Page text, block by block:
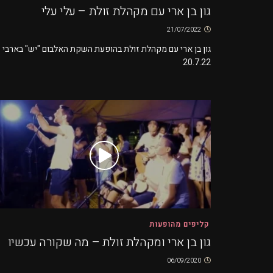
גון בן ארי עם מקהלת זולת – עלי עלי
גון בן ארי עם מקהלת זולת בהופעת השקת האלבום "יש" בארבי
20.7.22
קליפים מהופעות
גון בן ארי ומקהלת זולת – מה שקורה עכשיו